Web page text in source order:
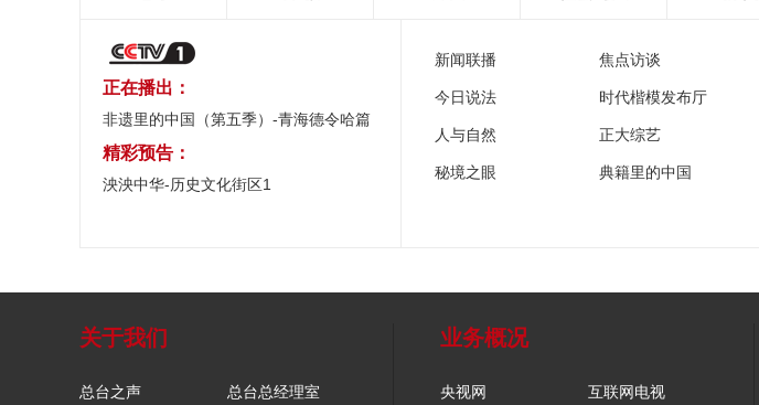
正在播出：
非遗里的中国（第五季）-青海德令哈篇
精彩预告：
泱泱中华-历史文化街区1
新闻联播 焦点访谈
今日说法 时代楷模发布厅
人与自然 正大综艺
秘境之眼 典籍里的中国
关于我们
总台之声 总台总经理室
业务概况
央视网 互联网电视